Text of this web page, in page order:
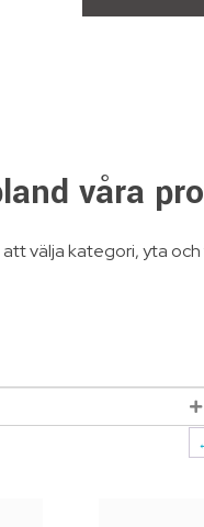
våra
välja kategori, yta